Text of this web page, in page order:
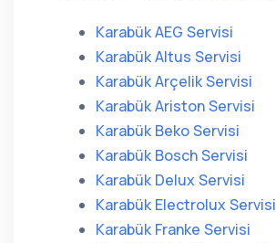
Karabük AEG Servisi
Karabük Altus Servisi
Karabük Arçelik Servisi
Karabük Ariston Servisi
Karabük Beko Servisi
Karabük Bosch Servisi
Karabük Delux Servisi
Karabük Electrolux Servisi
Karabük Franke Servisi